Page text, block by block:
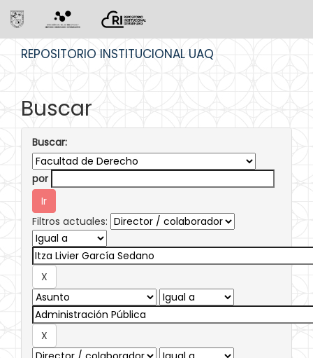
REPOSITORIO INSTITUCIONAL UAQ
Buscar
Buscar:
por
Filtros actuales: